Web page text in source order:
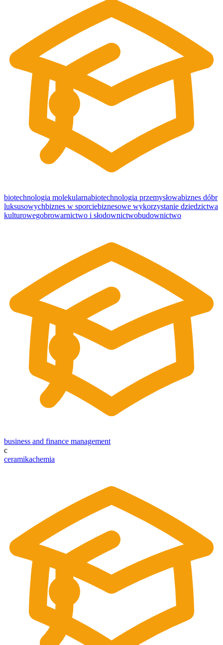
biotechnologia molekularnabiotechnologia przemysłowabiznes dóbr
luksusowychbiznes w sporciebiznesowe wykorzystanie dziedzictwa
kulturowegobrowarnictwo i słodownictwobudownictwo
business and finance management
c
ceramikachemia